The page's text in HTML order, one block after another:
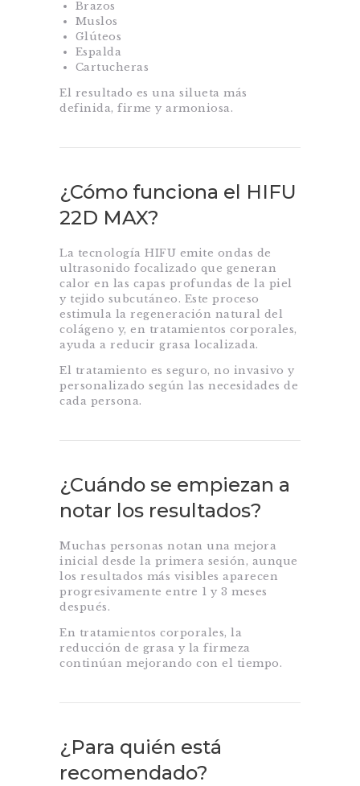
Brazos
Muslos
Glúteos
Espalda
Cartucheras
El resultado es una silueta más
definida, firme y armoniosa.
¿Cómo funciona el HIFU
22D MAX?
La tecnología HIFU emite ondas de
ultrasonido focalizado que generan
calor en las capas profundas de la piel
y tejido subcutáneo. Este proceso
estimula la regeneración natural del
colágeno y, en tratamientos corporales,
ayuda a reducir grasa localizada.
El tratamiento es seguro, no invasivo y
personalizado según las necesidades de
cada persona.
¿Cuándo se empiezan a
notar los resultados?
Muchas personas notan una mejora
inicial desde la primera sesión, aunque
los resultados más visibles aparecen
progresivamente entre 1 y 3 meses
después.
En tratamientos corporales, la
reducción de grasa y la firmeza
continúan mejorando con el tiempo.
¿Para quién está
recomendado?